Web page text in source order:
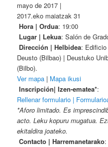
mayo de 2017 |
2017.eko maiatzak 31
Hora | Ordua: 19:00
Lugar | Lekua: Salón de
Dirección | Helbidea:
Deusto (Bilbao) | Deustuko
(Bilbo).
Ver mapa | Mapa ikusi
Inscripción| Izen-ematea*:
Rellenar formulario |
*Aforo limitado. Es
acto. Leku kopuru mugatua.
ekitaldira joateko.
Contacto | Harremanetarako